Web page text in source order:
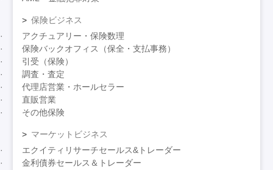
保険ビジネス
アクチュアリー・保険数理
保険バックオフィス（保全・支払事務）
引受（保険）
調査・査定
代理店営業・ホールセラー
直販営業
その他保険
マーケットビジネス
エクイティリサーチセールス&トレーダー
金利債券セールス＆トレーダー